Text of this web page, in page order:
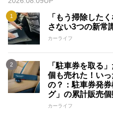
「もう掃除した
さない3つの新常
カーライフ
「駐車券を取る
個も売れた！い
の？：駐車券発
グ」の累計販売
カーライフ